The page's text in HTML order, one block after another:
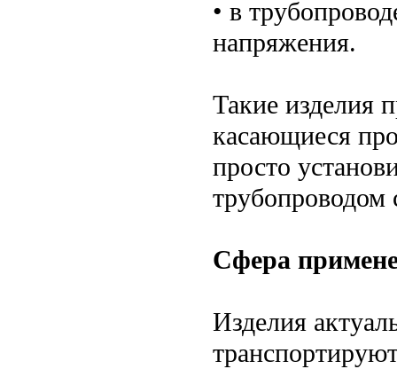
• в
напряжения.
Такие изделия
касающиеся
просто
Сфера
Изделия